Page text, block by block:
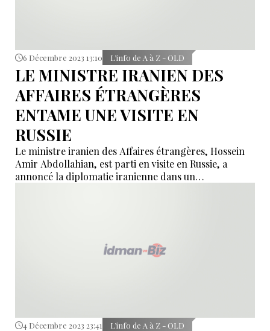
6 Décembre 2023 13:10 L’info de A à Z - OLD
LE MINISTRE IRANIEN DES
AFFAIRES ÉTRANGÈRES
ENTAME UNE VISITE EN
RUSSIE
Le ministre iranien des Affaires étrangères, Hossein
Amir Abdollahian, est parti en visite en Russie, a
annoncé la diplomatie iranienne dans un
4 Décembre 2023 23:41 L’info de A à Z - OLD